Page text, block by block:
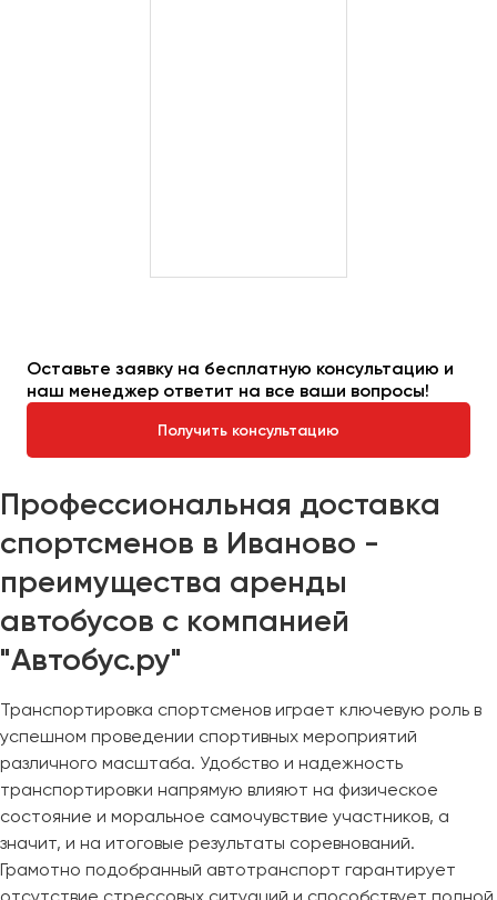
Оставьте заявку на бесплатную консультацию и
наш менеджер ответит на все ваши вопросы!
Получить консультацию
Профессиональная доставка
спортсменов в Иваново -
преимущества аренды
автобусов с компанией
"Автобус.ру"
Транспортировка спортсменов играет ключевую роль в
успешном проведении спортивных мероприятий
различного масштаба. Удобство и надежность
транспортировки напрямую влияют на физическое
состояние и моральное самочувствие участников, а
значит, и на итоговые результаты соревнований.
Грамотно подобранный автотранспорт гарантирует